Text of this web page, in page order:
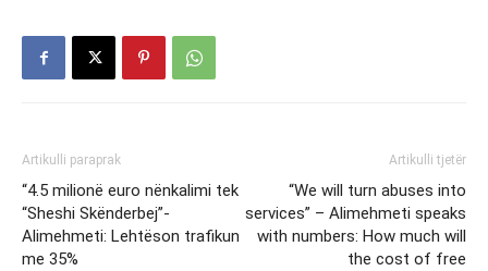
Artikulli paraprak
“4.5 milionë euro nënkalimi tek
“Sheshi Skënderbej”-
Alimehmeti: Lehtëson trafikun
me 35%
Artikulli tjetër
“We will turn abuses into
services” – Alimehmeti speaks
with numbers: How much will
the cost of free